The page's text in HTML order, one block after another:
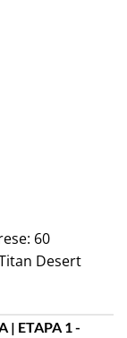
60
Desert
| ETAPA 1 -